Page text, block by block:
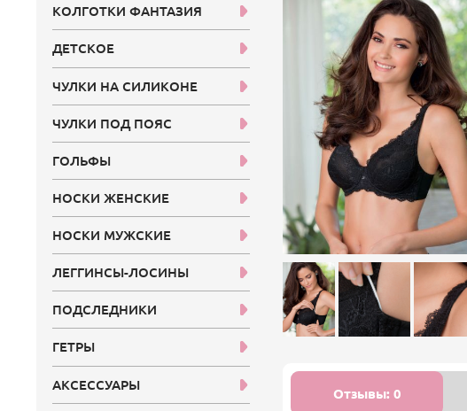
Отзывы: 0
КОЛГОТКИ ФАНТАЗИЯ
ДЕТСКОЕ
ЧУЛКИ НА СИЛИКОНЕ
ЧУЛКИ ПОД ПОЯС
ГОЛЬФЫ
НОСКИ ЖЕНСКИЕ
НОСКИ МУЖСКИЕ
ЛЕГГИНСЫ-ЛОСИНЫ
ПОДСЛЕДНИКИ
ГЕТРЫ
АКСЕССУАРЫ